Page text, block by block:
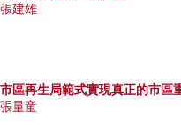
張建雄
市區再生局範式實現真正的市區
張量童